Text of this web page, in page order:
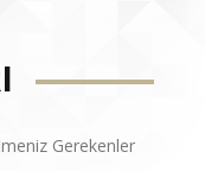
Gerekenler